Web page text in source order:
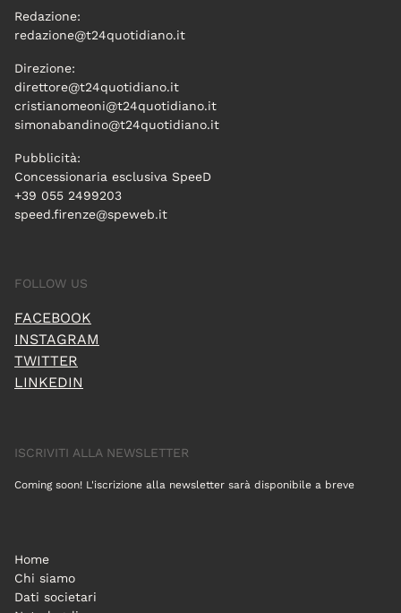
Redazione:
redazione@t24quotidiano.it
Direzione:
direttore@t24quotidiano.it
cristianomeoni@t24quotidiano.it
simonabandino@t24quotidiano.it
Pubblicità:
Concessionaria esclusiva SpeeD
+39 055 2499203
speed.firenze@speweb.it
FOLLOW US
FACEBOOK
INSTAGRAM
TWITTER
LINKEDIN
ISCRIVITI ALLA NEWSLETTER
Coming soon! L'iscrizione alla newsletter sarà disponibile a breve
Home
Chi siamo
Dati societari